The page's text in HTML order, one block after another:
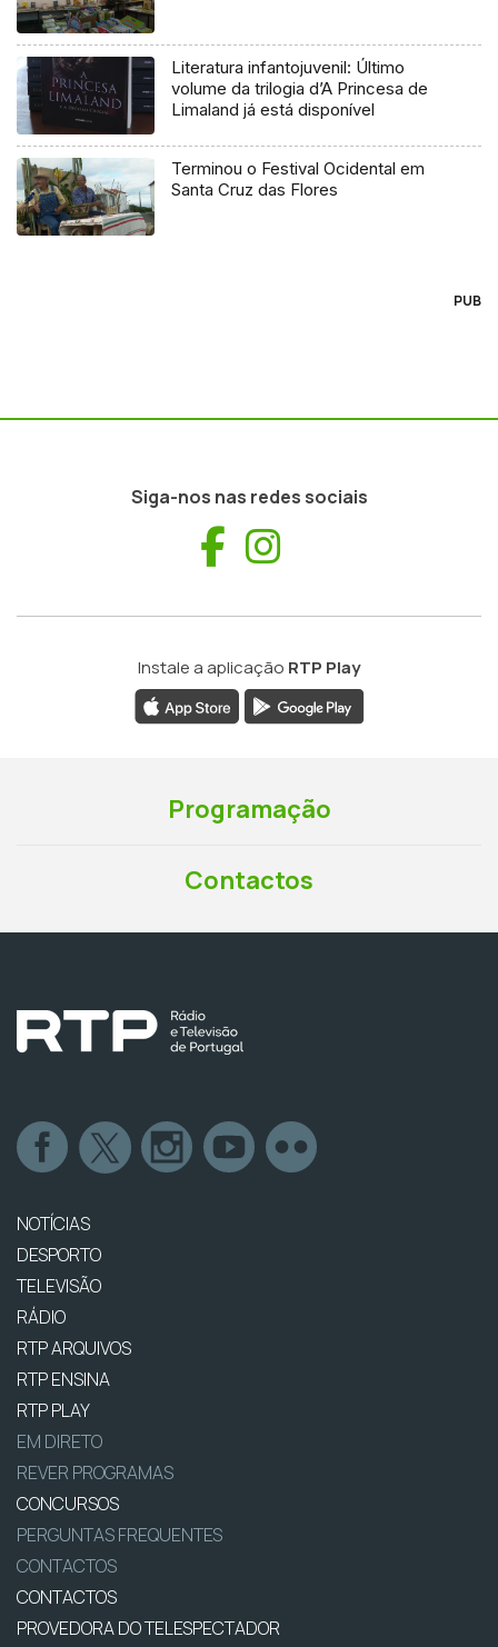
Literatura infantojuvenil: Último
volume da trilogia d’A Princesa de
Limaland já está disponível
Terminou o Festival Ocidental em
Santa Cruz das Flores
PUB
Siga-nos nas redes sociais
Facebook
Instale a aplicação RTP Play
Programação
Contactos
NOTÍCIAS
DESPORTO
TELEVISÃO
RÁDIO
RTP ARQUIVOS
RTP ENSINA
RTP PLAY
EM DIRETO
REVER PROGRAMAS
CONCURSOS
PERGUNTAS FREQUENTES
CONTACTOS
CONTACTOS
PROVEDORA DO TELESPECTADOR